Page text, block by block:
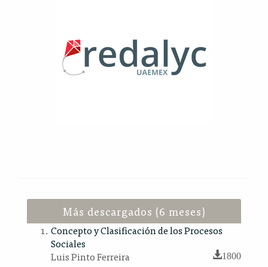
Más descargados (6 meses)
Concepto y Clasificación de los Procesos
Sociales
Luis Pinto Ferreira
1800